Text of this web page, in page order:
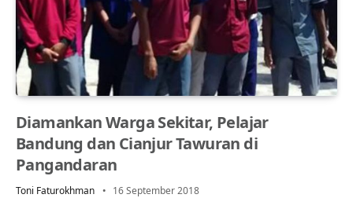
Diamankan Warga Sekitar, Pelajar
Bandung dan Cianjur Tawuran di
Pangandaran
Toni Faturokhman 16 September 2018